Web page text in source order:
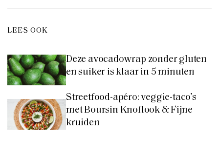
LEES OOK
Deze avocadowrap zonder gluten
en suiker is klaar in 5 minuten
Streetfood-apéro: veggie-taco’s
met Boursin Knoflook & Fijne
kruiden